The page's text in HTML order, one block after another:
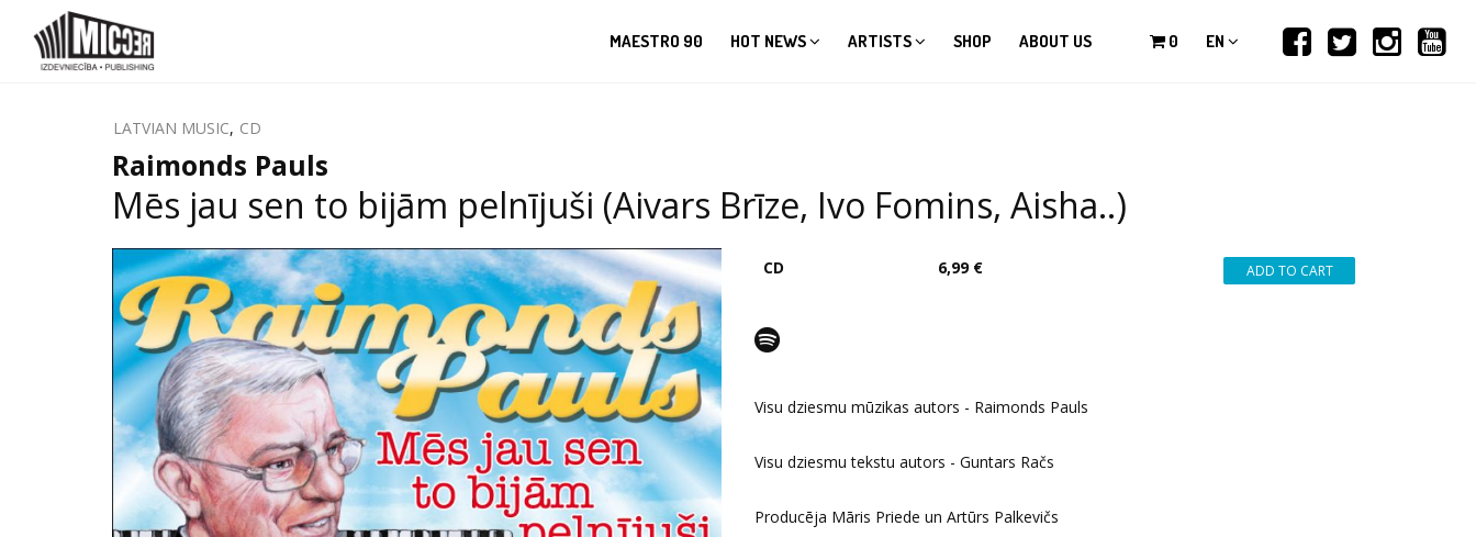
MAESTRO 90 HOT NEWS ARTISTS SHOP ABOUT US 0 EN
LATVIAN MUSIC, CD
Raimonds Pauls
Mēs jau sen to bijām pelnījuši (Aivars Brīze, Ivo Fomins, Aisha..)
CD 6,99 €
Visu dziesmu mūzikas autors - Raimonds Pauls
Visu dziesmu tekstu autors - Guntars Račs
Producēja Māris Priede un Artūrs Palkevičs